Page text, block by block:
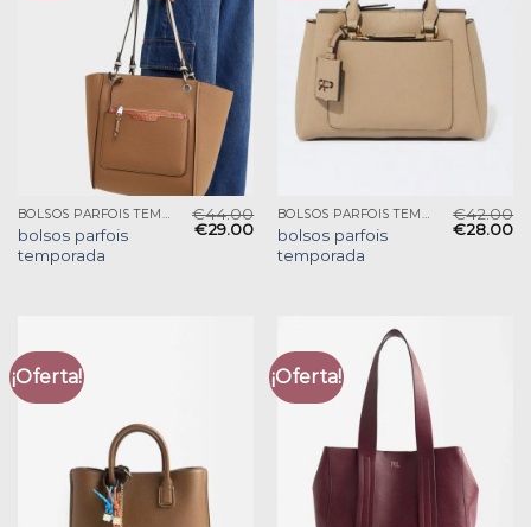
BOLSOS PARFOIS TEMPORADA
bolsos parfois
temporada
€44.00
€29.00
BOLSOS PARFOIS TEMPORADA
bolsos parfois
temporada
€42.00
€28.00
¡Oferta! ¡Oferta!